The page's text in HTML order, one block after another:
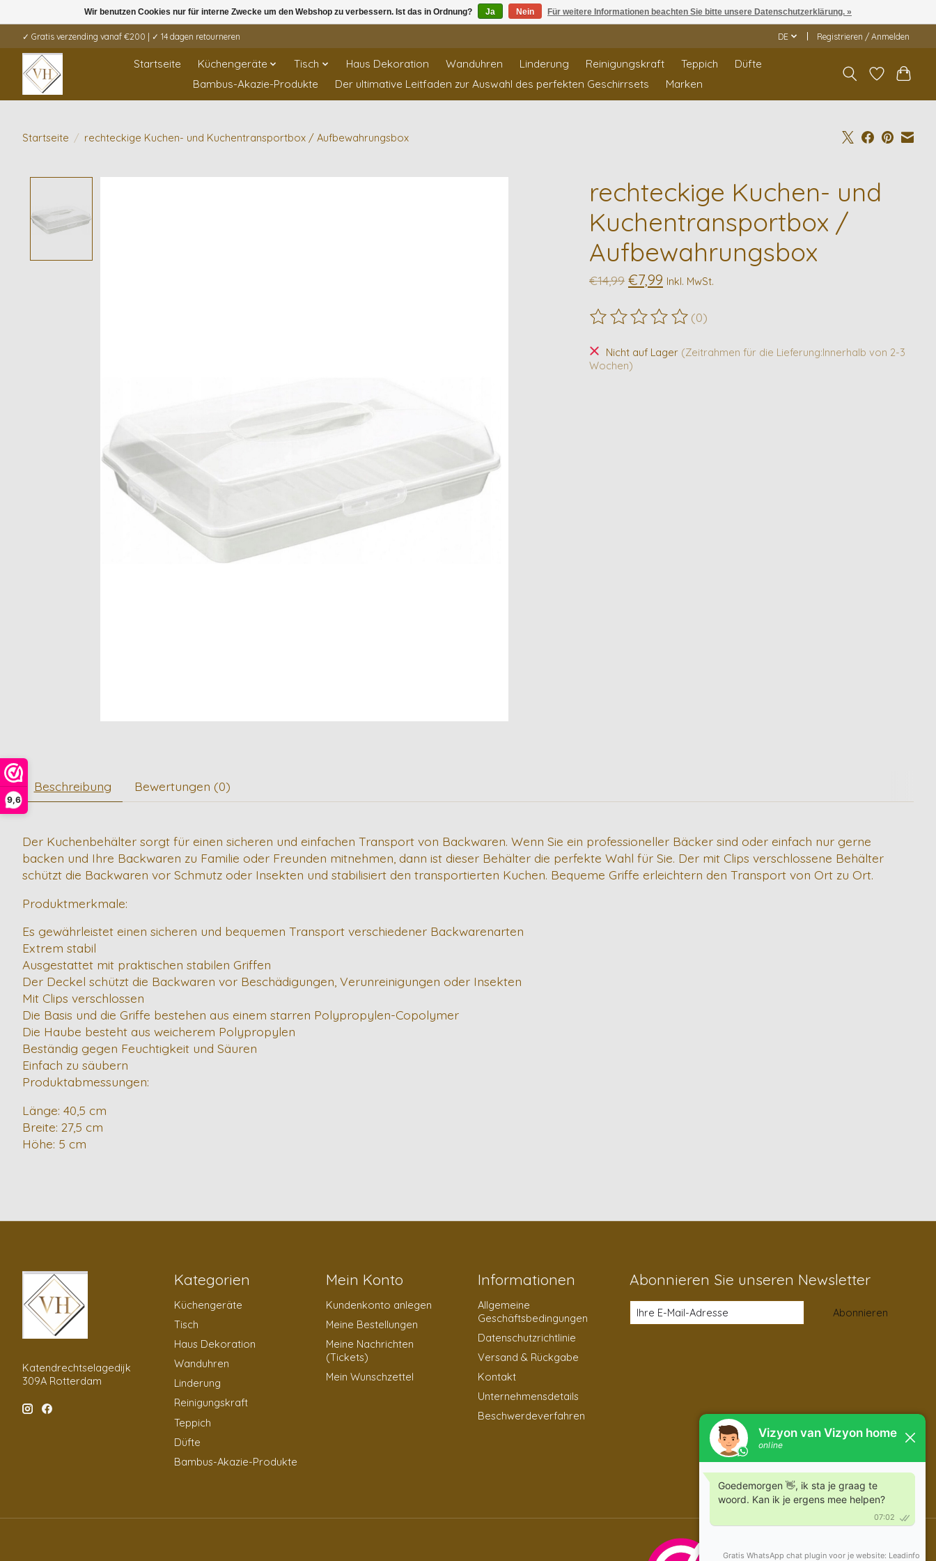
9,6
✓ Gratis verzending vanaf €200 | ✓ 14 dagen retourneren DE Registrieren / Anmelden
Startseite Küchengeräte Tisch Haus Dekoration Wanduhren Linderung Reinigungskraft Teppich
Düfte
Bambus-Akazie-Produkte
Der ultimative Leitfaden zur Auswahl des perfekten Geschirrsets Marken
Startseite / rechteckige Kuchen- und Kuchentransportbox / Aufbewahrungsbox
rechteckige Kuchen- und
Kuchentransportbox /
Aufbewahrungsbox
€14,99 €7,99 Inkl. MwSt.
Die Bewertung dieses Produkts ist
(0)
Nicht auf Lager (Zeitrahmen für die Lieferung:Innerhalb von 2-3
Wochen)
Beschreibung Bewertungen (0)
Der Kuchenbehälter sorgt für einen sicheren und einfachen Transport von Backwaren. Wenn Sie ein professioneller Bäcker sind oder einfach nur gerne
backen und Ihre Backwaren zu Familie oder Freunden mitnehmen, dann ist dieser Behälter die perfekte Wahl für Sie. Der mit Clips verschlossene Behälter
schützt die Backwaren vor Schmutz oder Insekten und stabilisiert den transportierten Kuchen. Bequeme Griffe erleichtern den Transport von Ort zu Ort.
Produktmerkmale:
Es gewährleistet einen sicheren und bequemen Transport verschiedener Backwarenarten
Extrem stabil
Ausgestattet mit praktischen stabilen Griffen
Der Deckel schützt die Backwaren vor Beschädigungen, Verunreinigungen oder Insekten
Mit Clips verschlossen
Die Basis und die Griffe bestehen aus einem starren Polypropylen-Copolymer
Die Haube besteht aus weicherem Polypropylen
Beständig gegen Feuchtigkeit und Säuren
Einfach zu säubern
Produktabmessungen:
Länge: 40,5 cm
Breite: 27,5 cm
Höhe: 5 cm
Katendrechtselagedijk
309A Rotterdam
Kategorien
Küchengeräte
Tisch
Haus Dekoration
Wanduhren
Linderung
Reinigungskraft
Teppich
Düfte
Bambus-Akazie-Produkte
Mein Konto
Kundenkonto anlegen
Meine Bestellungen
Meine Nachrichten
(Tickets)
Mein Wunschzettel
Informationen
Allgemeine
Geschäftsbedingungen
Datenschutzrichtlinie
Versand & Rückgabe
Kontakt
Unternehmensdetails
Beschwerdeverfahren
Abonnieren Sie unseren Newsletter
Abonnieren
Wir benutzen Cookies nur für interne Zwecke um den Webshop zu verbessern. Ist das in Ordnung? Ja Nein Für weitere Informationen beachten Sie bitte unsere Datenschutzerklärung. »